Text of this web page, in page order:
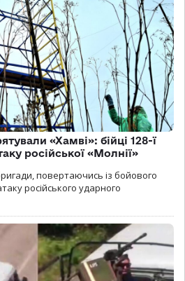
«Хамві»: бійці 128-ї
російської «Молнії»
повертаючись із бойового
російського ударного